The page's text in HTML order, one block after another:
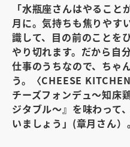
「水瓶座さんはやるこ
月に。気持ちも焦りやす
識して、目の前のことを
やり切れます。だから自
仕事のうちなので、ちゃ
う。〈CHEESE
チーズフォンデュ～知床
ジタブル～』を味わって
いましょう」(章月さん）。